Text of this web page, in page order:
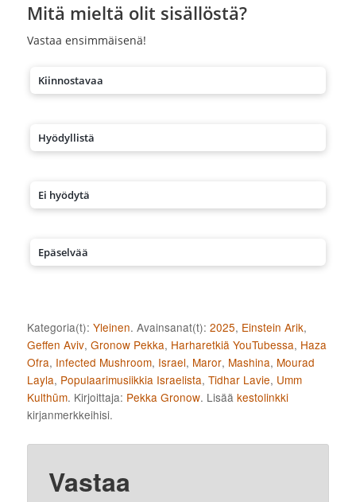
Mitä mieltä olit sisällöstä?
Vastaa ensimmäisenä!
Kiinnostavaa
Hyödyllistä
Ei hyödytä
Epäselvää
Kategoria(t):Yleinen. Avainsanat(t):2025, Einstein Arik,
Geffen Aviv,Gronow Pekka, Harharetkiä YouTubessa, Haza
Ofra, Infected Mushroom, Israel, Maror, Mashina, Mourad
Layla, Populaarimusiikkia Israelista,Tidhar Lavie, Umm
Kulthūm. Kirjoittaja: Pekka Gronow. Lisääkestolinkki
kirjanmerkkeihisi.
Vastaa